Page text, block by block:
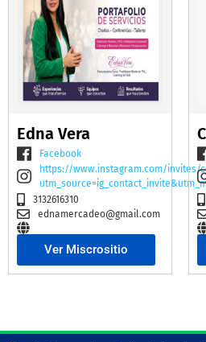
Edna Vera
Facebook
https://www.instagram.com/invites/
3132616310
ednamercadeo@gmail.com
Ver Miscrositio